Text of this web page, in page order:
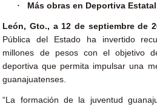
· Más obras en Deportiva
León, Gto., a 12 de septiembre de
Pública del Estado ha invertido
millones de pesos con el objetivo
deportiva que permita impulsar una
guanajuatenses.
“La formación de la juventud